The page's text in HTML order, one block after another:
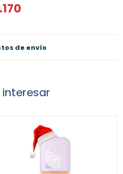
de envío